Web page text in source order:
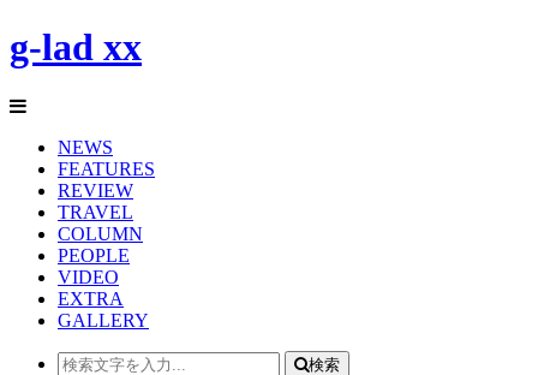
g-lad xx
NEWS
FEATURES
REVIEW
TRAVEL
COLUMN
PEOPLE
VIDEO
EXTRA
GALLERY
検索